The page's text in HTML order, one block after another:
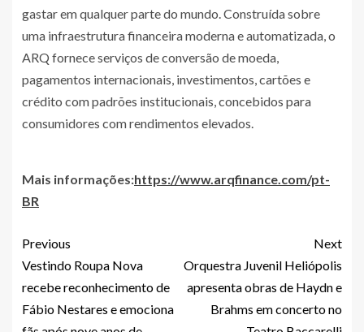
gastar em qualquer parte do mundo. Construída sobre
uma infraestrutura financeira moderna e automatizada, o
ARQ fornece serviços de conversão de moeda,
pagamentos internacionais, investimentos, cartões e
crédito com padrões institucionais, concebidos para
consumidores com rendimentos elevados.
Mais informações:https://www.arqfinance.com/pt-
BR
Previous
Vestindo Roupa Nova
recebe reconhecimento de
Fábio Nestares e emociona
Next
Orquestra Juvenil Heliópolis
apresenta obras de Haydn e
Brahms em concerto no